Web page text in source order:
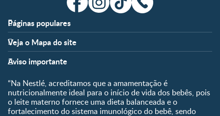
Páginas populares
Apoio
FAQ
Nossos Artigos
Fale conosco
Clube
Shopping
Veja o Mapa do site
Fases
Pré-Concepção
Gravidez
Pós-Parto
0 a 5 meses
Temas
Desenvolvimento
Ser Mãe e Pai
Nutrição, Alimentação e
Aviso importante
“Na Nestlé, acreditamos que a amamentação é
nutricionalmente ideal para o início de vida dos bebês, pois
o leite materno fornece uma dieta balanceada e o
fortalecimento do sistema imunológico do bebê, sendo